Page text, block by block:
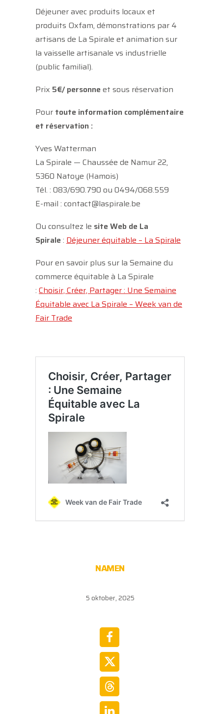
NAMEN
5 oktober, 2025
Déjeuner avec produits locaux et
produits Oxfam, démonstrations par 4
artisans de La Spirale et animation sur
la vaisselle artisanale vs industrielle
(public familial).
Prix 5€/ personneet sous réservation
Pour toute information complémentaire
et réservation :
Yves Watterman
La Spirale — Chaussée de Namur 22,
5360 Natoye (Hamois)
Tél. : 083/690.790 ou 0494/068.559
E-mail : contact@laspirale.be
Ou consultez le site Web de La
Spirale: Déjeuner équitable – La Spirale
Pour en savoir plus sur la Semaine du
commerce équitable à La Spirale
: Choisir, Créer, Partager : Une Semaine
Équitable avec La Spirale – Week van de
Fair Trade